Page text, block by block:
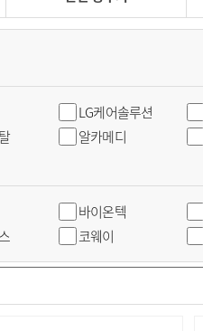
LG케어솔루션
알카메디
바이온텍
코웨이